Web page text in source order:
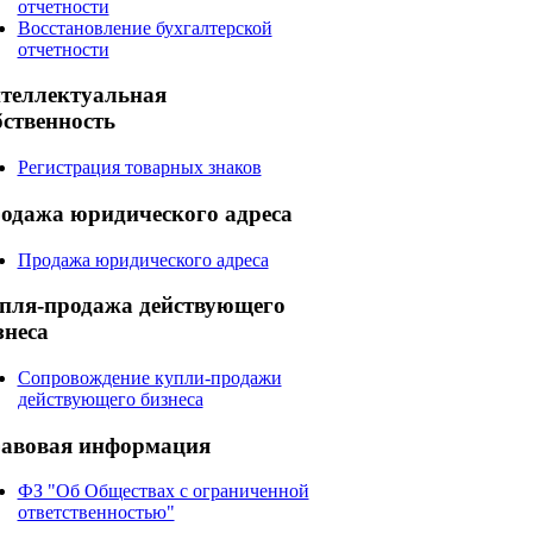
отчетности
Восстановление бухгалтерской
отчетности
Регистрация товарных знаков
юридического адреса
Продажа юридического адреса
продажадействующего
Сопровождение купли-продажи
действующего бизнеса
информация
ФЗ "Об Обществах с ограниченной
ответственностью"